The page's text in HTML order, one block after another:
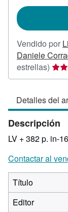
Vendido por
Daniele
estrellas)
del
3
de
5
Detalles del
Descripción
LV + 382 p. in-
Contactar al
Título
Editor